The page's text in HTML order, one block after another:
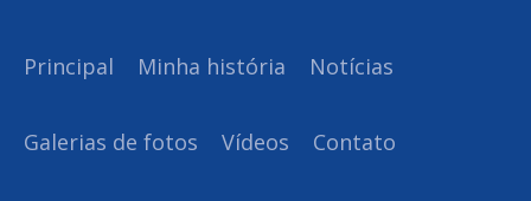
Principal Minha história Notícias
Galerias de fotos Vídeos Contato